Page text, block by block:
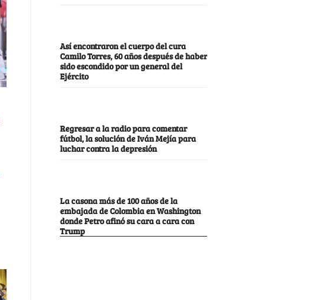
Así encontraron el cuerpo del cura
Camilo Torres, 60 años después de haber
sido escondido por un general del
Ejército
Regresar a la radio para comentar
fútbol, la solución de Iván Mejía para
luchar contra la depresión
La casona más de 100 años de la
embajada de Colombia en Washington
donde Petro afinó su cara a cara con
Trump